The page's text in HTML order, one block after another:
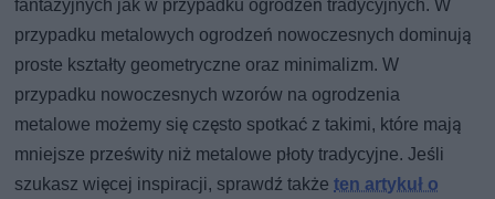
fantazyjnych jak w przypadku ogrodzeń tradycyjnych. W
przypadku metalowych ogrodzeń nowoczesnych dominują
proste kształty geometryczne oraz minimalizm. W
przypadku nowoczesnych wzorów na ogrodzenia
metalowe możemy się często spotkać z takimi, które mają
mniejsze prześwity niż metalowe płoty tradycyjne. Jeśli
szukasz więcej inspiracji, sprawdź takżeten artykuł o